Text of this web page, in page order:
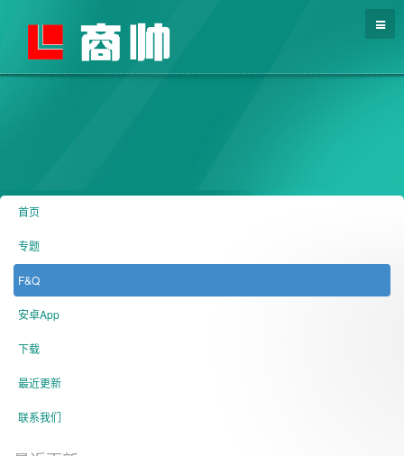
首页
专题
F&Q
安卓App
下载
最近更新
联系我们